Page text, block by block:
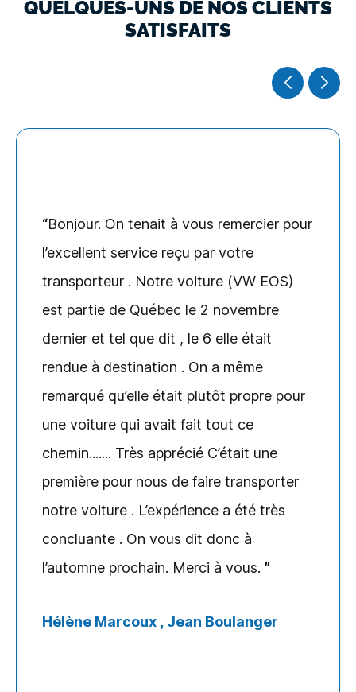
QUELQUES-UNS DE NOS CLIENTS
SATISFAITS
Bonjour. On tenait à vous remercier pour
l’excellent service reçu par votre
transporteur . Notre voiture (VW EOS)
est partie de Québec le 2 novembre
dernier et tel que dit , le 6 elle était
rendue à destination . On a même
remarqué qu’elle était plutôt propre pour
une voiture qui avait fait tout ce
chemin....... Très apprécié C’était une
première pour nous de faire transporter
notre voiture . L’expérience a été très
concluante . On vous dit donc à
l’automne prochain. Merci à vous.
Hélène Marcoux , Jean Boulanger